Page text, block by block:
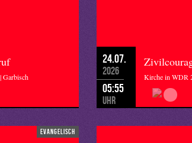
Garbisch
24.07.
2026
05:55
Uhr
Kirche in WDR
evangelisch